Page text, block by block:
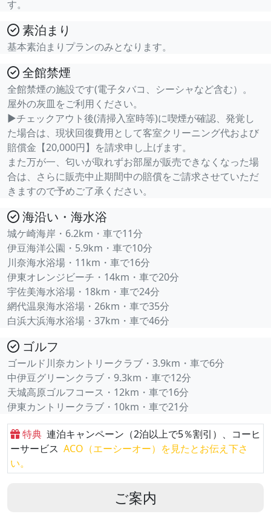
す。
素泊まり
基本素泊まりプランのみとなります。
全館禁煙
全館禁煙の施設です(電子タバコ、シーシャなど含む）。
屋外の灰皿をご利用ください。
▶チェックアウト後(清掃入室時等)に喫煙が確認、発覚し
た場合は、現状回復費用として客室クリーニング代および
賠償金【20,000円】を請求申し上げます。
また万が一、匂いが取れずお部屋が販売できなくなった場
合は、さらに販売中止期間中の賠償をご請求させていただ
きますので予めご了承ください。
海沿い・海水浴
城ケ崎海岸・6.2km・車で11分
伊豆海洋公園・5.9km・車で10分
川奈海水浴場・11km・車で16分
伊東オレンジビーチ・14km・車で20分
宇佐美海水浴場・18km・車で24分
網代温泉海水浴場・26km・車で35分
白浜大浜海水浴場・37km・車で46分
ゴルフ
ゴールド川奈カントリークラブ・3.9km・車で6分
中伊豆グリーンクラブ・9.3km・車で12分
天城高原ゴルフコース・12km・車で16分
伊東カントリークラブ・10km・車で21分
特典 連泊キャンペーン（2泊以上で5％割引）、コーヒ
ーサービス ACO（エーシーオー）を見たとお伝え下さ
い。
ご案内